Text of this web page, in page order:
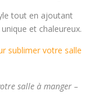
tout en ajoutant
et chaleureux.
salle à manger –